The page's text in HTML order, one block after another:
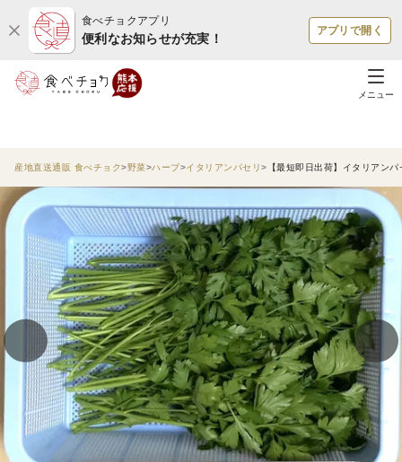
食べチョクアプリ
便利なお知らせが充実！
アプリで開く
メニュー
産地直送通販 食べチョク 野菜 ハーブ イタリアンパセリ 【最短即日出荷】イタリアン